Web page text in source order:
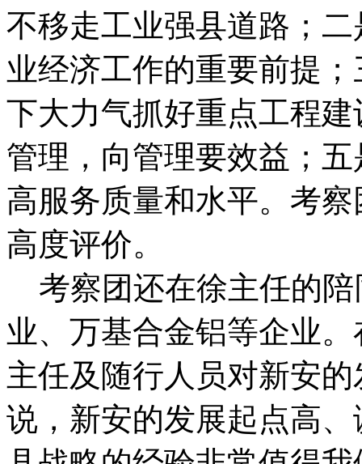
不移走工业强县道路；
业经济工作的重要前提
下大力气抓好重点工程
管理，向管理要效益；
高服务质量和水平。考
高度评价。
考察团还在徐主任的陪
业、万基合金铝等企业
主任及随行人员对新安
说，新安的发展起点高